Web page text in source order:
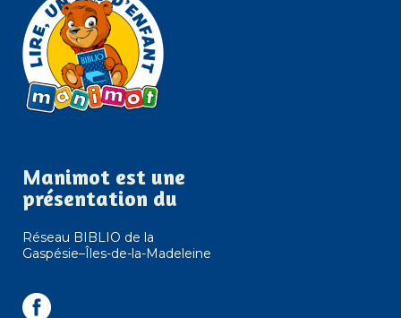
Manimot est une
présentation du
Réseau BIBLIO de la
Gaspésie–Îles-de-la-Madeleine